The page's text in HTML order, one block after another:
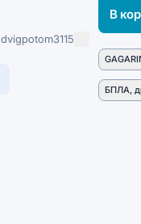
dvigpotom3115
В
БПЛА,